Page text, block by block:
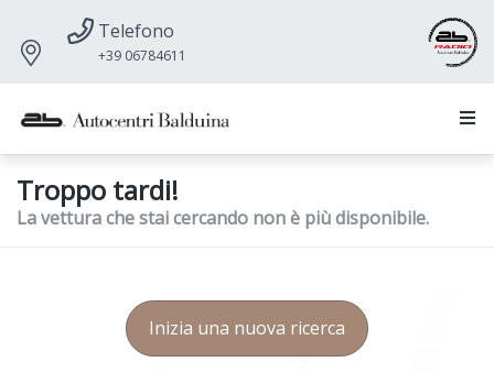
Telefono
+39 06784611
Troppo tardi!
La vettura che stai cercando non è più disponibile.
Inizia una nuova ricerca